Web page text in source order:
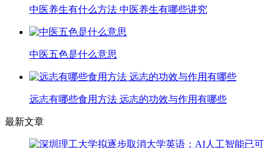
中医养生有什么方法 中医养生有哪些讲究
中医五色是什么意思
远志有哪些食用方法 远志的功效与作用有哪些
最新文章